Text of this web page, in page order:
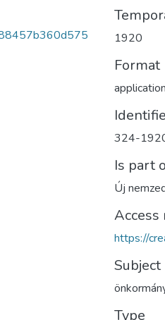
1920
Format
324-
Is part
Új
Access
https://
Subject
Type